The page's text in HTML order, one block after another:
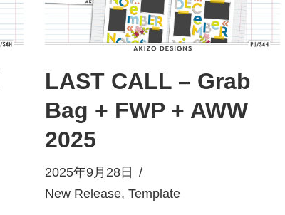
LAST CALL – Grab
Bag + FWP + AWW
2025
2025年9月28日
New Release, Template